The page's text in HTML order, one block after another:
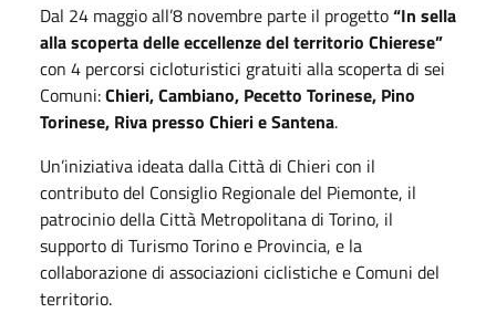
Dal 24 maggio all’8 novembre parte il progetto“In sella
alla scoperta delle eccellenze del territorio Chierese”
con 4 percorsi cicloturistici gratuiti alla scoperta di sei
Comuni:Chieri, Cambiano, Pecetto Torinese, Pino
Torinese, Riva presso Chieri e Santena.
Un’iniziativa ideata dalla Città di Chieri con il
contributo del Consiglio Regionale del Piemonte, il
patrocinio della Città Metropolitana di Torino, il
supporto di Turismo Torino e Provincia, e la
collaborazione di associazioni ciclistiche e Comuni del
territorio.